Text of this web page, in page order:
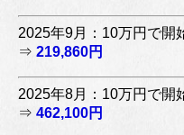
2025年9月：10万円で開
⇒ 219,860円
2025年8月：10万円で開
⇒ 462,100円